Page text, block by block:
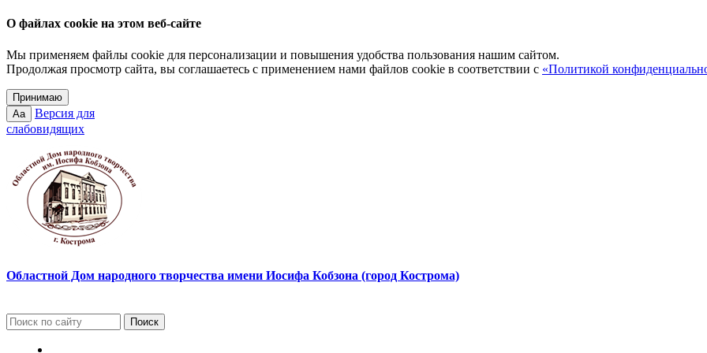
О файлах cookie на этом веб-сайте
Мы применяем файлы cookie для персонализации и повышения удобства пользования нашим сайтом.
Продолжая просмотр сайта, вы соглашаетесь с применением нами файлов cookie в соответствии с «Политикой
Принимаю
Aa
Версия для
слабовидящих
Областной Дом народного творчества имени Иосифа Кобзона (город Кострома)